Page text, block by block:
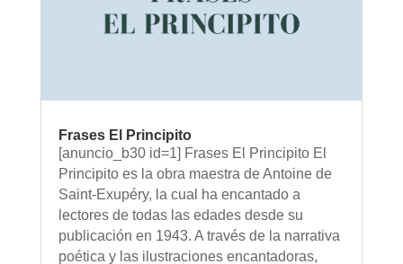
Frases El Principito
[anuncio_b30 id=1] Frases El Principito El
Principito es la obra maestra de Antoine de
Saint-Exupéry, la cual ha encantado a
lectores de todas las edades desde su
publicación en 1943. A través de la narrativa
poética y las ilustraciones encantadoras,